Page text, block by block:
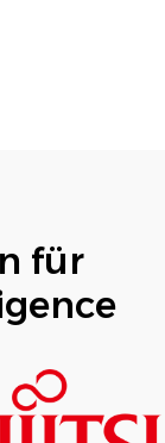
für